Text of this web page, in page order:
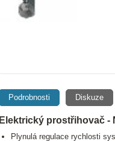
Podrobnosti Diskuze
Elektrický prostřihovač -
Plynulá regulace rychlosti